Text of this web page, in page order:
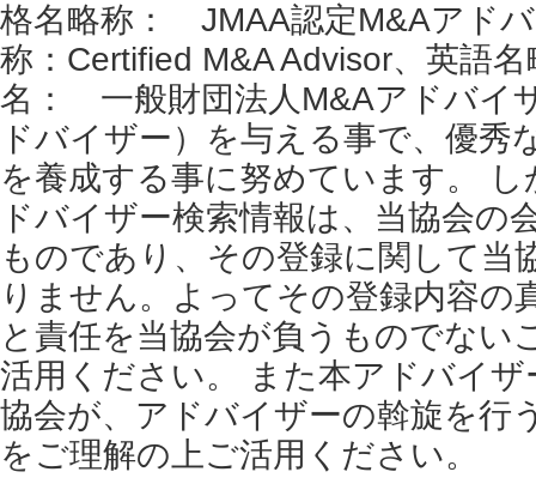
格名略称： JMAA認定M&Aアド
称：Certified M&A Advisor、英語
名： 一般財団法人M&Aアドバイ
ドバイザー）を与える事で、優秀
を養成する事に努めています。
ドバイザー検索情報は、当協会の
ものであり、その登録に関して当
りません。よってその登録内容の
と責任を当協会が負うものでない
活用ください。 また本アドバイザ
協会が、アドバイザーの斡旋を行
をご理解の上ご活用ください。